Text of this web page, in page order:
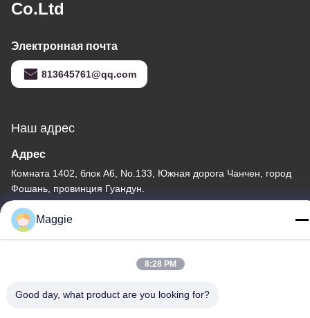
Co.Ltd
Электронная почта
813645761@qq.com
Наш адрес
Адрес
Комната 1402, блок А6, No.133, Южная дорога Чанчен, город
Фошань, провинция Гуандун.
Тел.
86-13342999029
Maggie
8:28 PM
Good day, what product are you looking for?